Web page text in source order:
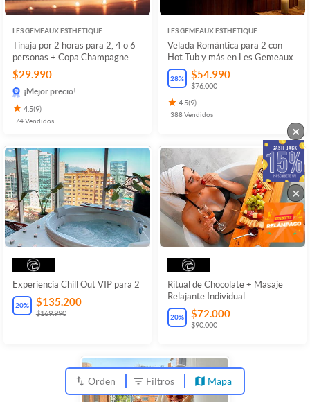
LES GEMEAUX ESTHETIQUE
Tinaja por 2 horas para 2, 4 o 6
personas + Copa Champagne
$29.990
¡Mejor precio!
4.5(9)
74Vendidos
LES GEMEAUX ESTHETIQUE
Velada Romántica para 2 con
Hot Tub y más en Les Gemeaux
28% $54.990
$76.000
4.5(9)
388Vendidos
Experiencia Chill Out VIP para 2
20% $135.200
$169.990
Ritual de Chocolate + Masaje
Relajante Individual
20% $72.000
$90.000
Orden Filtros Mapa
×
×